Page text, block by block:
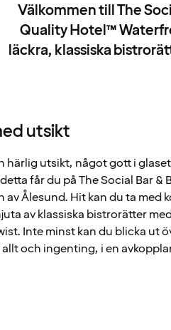
Välkommen till The
Quality Hotel™
läckra, klassiska
utsikt
härlig utsikt, något gott i
får du på The Social Bar &
av Ålesund. Hit kan du ta med
av klassiska bistrorätter
Inte minst kan du blicka ut
och ingenting, i en